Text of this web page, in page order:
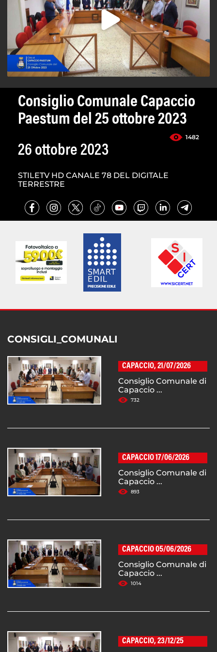
Consiglio Comunale Capaccio
Paestum del 25 ottobre 2023
1482
26 ottobre 2023
STILETV HD CANALE 78 DEL DIGITALE
TERRESTRE
CONSIGLI_COMUNALI
CAPACCIO, 21/07/2026
Consiglio Comunale di
Capaccio ...
732
CAPACCIO 17/06/2026
Consiglio Comunale di
Capaccio ...
893
CAPACCIO 05/06/2026
Consiglio Comunale di
Capaccio ...
1014
CAPACCIO, 23/12/25